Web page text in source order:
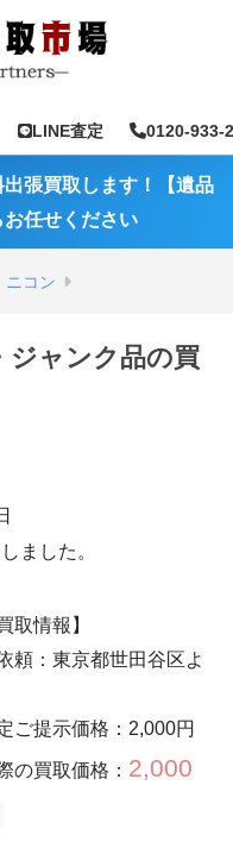
LINE査定 0120-933-
張買取します！【遺品
任せください
ニコン
ジャンク品の買
ました。
取情報】
頼：東京都世田谷区よ
ご提示価格：2,000円
の買取価格： 2,000